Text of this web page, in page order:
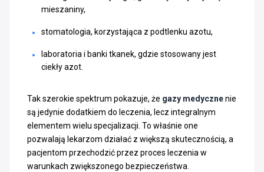
mieszaniny,
stomatologia, korzystająca z podtlenku azotu,
laboratoria i banki tkanek, gdzie stosowany jest
ciekły azot.
Tak szerokie spektrum pokazuje, że gazy medycznenie
są jedynie dodatkiem do leczenia, lecz integralnym
elementem wielu specjalizacji. To właśnie one
pozwalają lekarzom działać z większą skutecznością, a
pacjentom przechodzić przez proces leczenia w
warunkach zwiększonego bezpieczeństwa.